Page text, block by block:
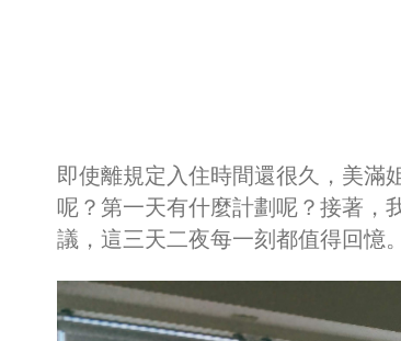
即使離規定入住時間還很久，美滿
呢？第一天有什麼計劃呢？接著，
議，這三天二夜每一刻都值得回憶。